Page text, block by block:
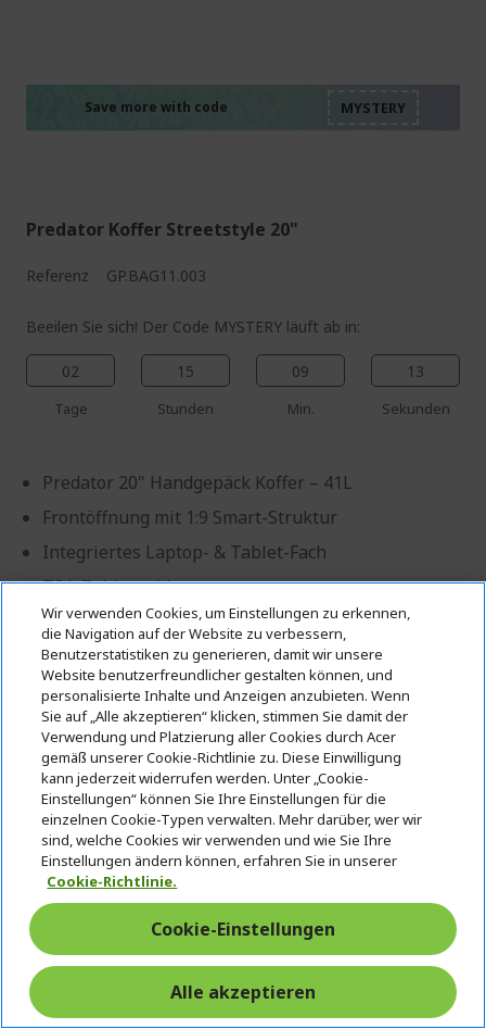
Save more with code
Predator Koffer Streetstyle 20"
Referenz GP.BAG11.003
Beeilen Sie sich! Der Code MYSTERY läuft ab in:
02
Tage
15
Stunden
09
Min.
12
Sekunden
Predator 20" Handgepäck Koffer – 41L
Frontöffnung mit 1:9 Smart-Struktur
Integriertes Laptop- & Tablet-Fach
TSA-Zahlenschloss
Leise 360° Doppelrollen
CHF 259.90
AUF LAGER
(VERSANDZEIT CA. 1 - 5 WERKTAGE)
Anzahl:
Produktseite
In den Warenkorb
Wir verwenden Cookies, um Einstellungen zu erkennen,
die Navigation auf der Website zu verbessern,
Benutzerstatistiken zu generieren, damit wir unsere
Website benutzerfreundlicher gestalten können, und
personalisierte Inhalte und Anzeigen anzubieten. Wenn
Sie auf „Alle akzeptieren“ klicken, stimmen Sie damit der
Verwendung und Platzierung aller Cookies durch Acer
gemäß unserer Cookie-Richtlinie zu. Diese Einwilligung
kann jederzeit widerrufen werden. Unter „Cookie-
Einstellungen“ können Sie Ihre Einstellungen für die
einzelnen Cookie-Typen verwalten. Mehr darüber, wer wir
sind, welche Cookies wir verwenden und wie Sie Ihre
Einstellungen ändern können, erfahren Sie in unserer
Cookie-Richtlinie.
Cookie-Einstellungen
Alle akzeptieren